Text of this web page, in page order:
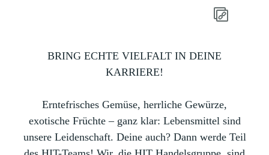
BRING ECHTE VIELFALT IN DEINE
KARRIERE!
Erntefrisches Gemüse, herrliche Gewürze,
exotische Früchte – ganz klar: Lebensmittel sind
unsere Leidenschaft. Deine auch? Dann werde Teil